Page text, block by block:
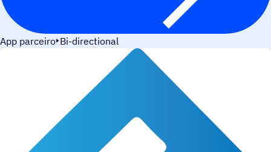
App parceiro Bi-directional